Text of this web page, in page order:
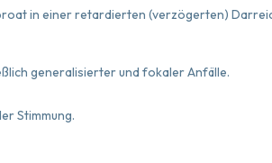
in einer retardierten (verzögerten)
generalisierter und fokaler Anfälle.
Stimmung.